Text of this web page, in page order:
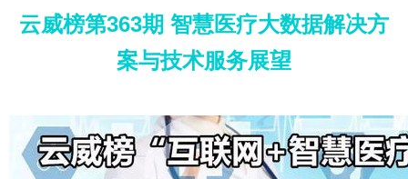
云威榜第363期 智慧医疗大数据解决方
案与技术服务展望